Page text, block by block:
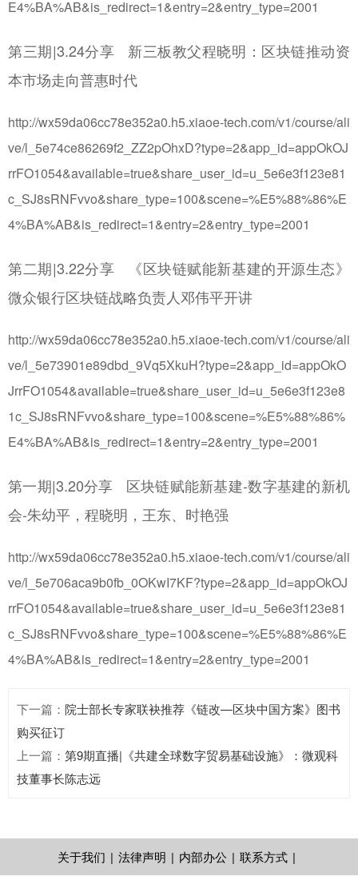
E4%BA%AB&is_redirect=1&entry=2&entry_type=2001
第三期|3.24分享 新三板教父程晓明：区块链推动资
本市场走向普惠时代
http://wx59da06cc78e352a0.h5.xiaoe-tech.com/v1/course/ali
ve/l_5e74ce86269f2_ZZ2pOhxD?type=2&app_id=appOkOJ
rrFO1054&available=true&share_user_id=u_5e6e3f123e81
c_SJ8sRNFvvo&share_type=100&scene=%E5%88%86%E
4%BA%AB&is_redirect=1&entry=2&entry_type=2001
第二期|3.22分享 《区块链赋能新基建的开源生态》
微众银行区块链战略负责人邓伟平开讲
http://wx59da06cc78e352a0.h5.xiaoe-tech.com/v1/course/ali
ve/l_5e73901e89dbd_9Vq5XkuH?type=2&app_id=appOkO
JrrFO1054&available=true&share_user_id=u_5e6e3f123e8
1c_SJ8sRNFvvo&share_type=100&scene=%E5%88%86%
E4%BA%AB&is_redirect=1&entry=2&entry_type=2001
第一期|3.20分享 区块链赋能新基建-数字基建的新机
会-朱幼平，程晓明，王东、时艳强
http://wx59da06cc78e352a0.h5.xiaoe-tech.com/v1/course/ali
ve/l_5e706aca9b0fb_0OKwI7KF?type=2&app_id=appOkOJ
rrFO1054&available=true&share_user_id=u_5e6e3f123e81
c_SJ8sRNFvvo&share_type=100&scene=%E5%88%86%E
4%BA%AB&is_redirect=1&entry=2&entry_type=2001
下一篇 ： 院士部长专家联袂推荐《链改—区块中国方案》图书
购买征订
上一篇 ： 第9期直播|《共建全球数字贸易基础设施》：微观科
技董事长陈志远
关于我们 | 法律声明 | 内部办公 | 联系方式 |